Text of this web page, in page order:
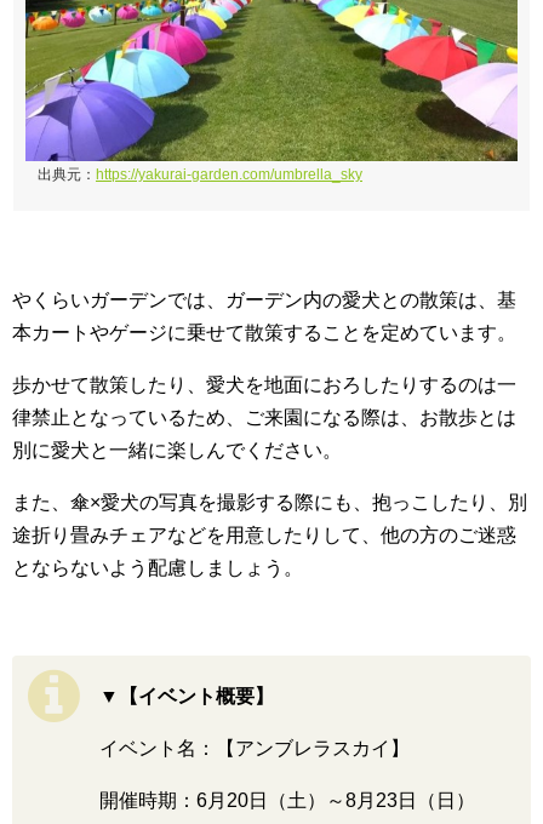
出典元： https://yakurai-garden.com/umbrella_sky
やくらいガーデンでは、ガーデン内の愛犬との散策は、基
本カートやゲージに乗せて散策することを定めています。
歩かせて散策したり、愛犬を地面におろしたりするのは一
律禁止となっているため、ご来園になる際は、お散歩とは
別に愛犬と一緒に楽しんでください。
また、傘×愛犬の写真を撮影する際にも、抱っこしたり、別
途折り畳みチェアなどを用意したりして、他の方のご迷惑
とならないよう配慮しましょう。
▼【イベント概要】
イベント名：【アンブレラスカイ】
開催時期：6月20日（土）～8月23日（日）